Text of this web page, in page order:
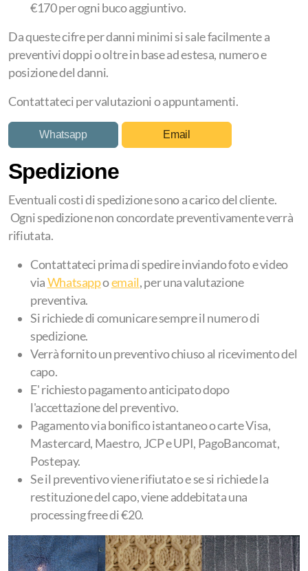
€170 per ogni buco aggiuntivo.
Da queste cifre per danni minimi si sale facilmente a
preventivi doppi o oltre in base ad estesa, numero e
posizione del danni.
Contattateci per valutazioni o appuntamenti.
Whatsapp Email
Spedizione
Eventuali costi di spedizione sono a carico del cliente.
Ogni spedizione non concordate preventivamente verrà
rifiutata.
Contattateci prima di spedire inviando foto e video
viaWhatsappoemail, per una valutazione
preventiva.
Si richiede di comunicare sempre il numero di
spedizione.
Verrà fornito un preventivo chiuso al ricevimento del
capo.
E' richiesto pagamento anticipato dopo
l'accettazione del preventivo.
Pagamento via bonifico istantaneo o carte Visa,
Mastercard, Maestro, JCP e UPI, PagoBancomat,
Postepay.
Se il preventivo viene rifiutato e se si richiede la
restituzione del capo, viene addebitata una
processing free di €20.